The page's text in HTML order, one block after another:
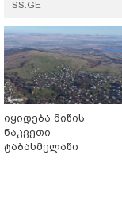
SS.GE
იყიდება მიწის
ნაკვეთი
ტაბახმელაში